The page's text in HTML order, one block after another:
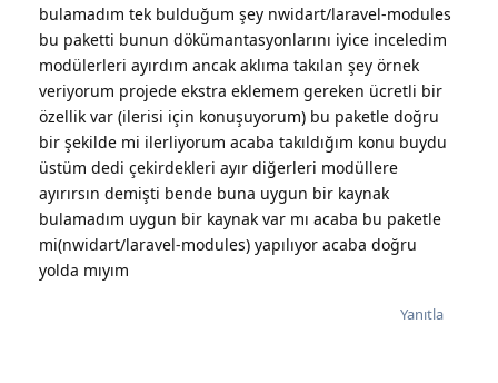
bulamadım tek bulduğum şey nwidart/laravel-modules
bu paketti bunun dökümantasyonlarını iyice inceledim
modülerleri ayırdım ancak aklıma takılan şey örnek
veriyorum projede ekstra eklemem gereken ücretli bir
özellik var (ilerisi için konuşuyorum) bu paketle doğru
bir şekilde mi ilerliyorum acaba takıldığım konu buydu
üstüm dedi çekirdekleri ayır diğerleri modüllere
ayırırsın demişti bende buna uygun bir kaynak
bulamadım uygun bir kaynak var mı acaba bu paketle
mi(nwidart/laravel-modules) yapılıyor acaba doğru
yolda mıyım
Yanıtla